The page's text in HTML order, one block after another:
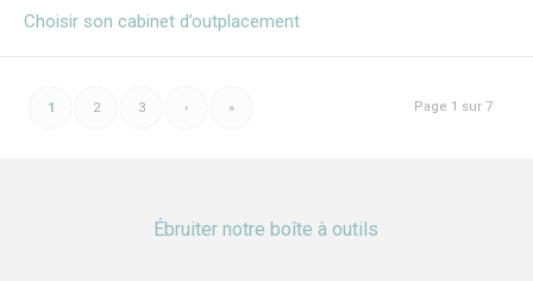
Choisir son cabinet d’outplacement
Page 1 sur 7
1 2 3 › »
Ébruiter notre boîte à outils